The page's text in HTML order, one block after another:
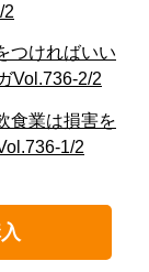
2
つければいい
Vol.736-2/2
食業は損害を
1/2